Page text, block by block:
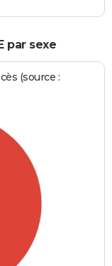
par sexe
(source :